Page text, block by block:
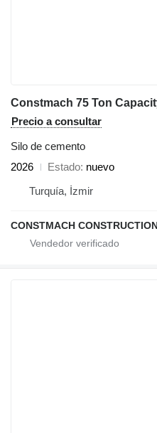
Constmach 75 Ton
Precio a consultar
Silo de cemento
2026
Estado nuevo
Turquía, İzmir
CONSTMACH